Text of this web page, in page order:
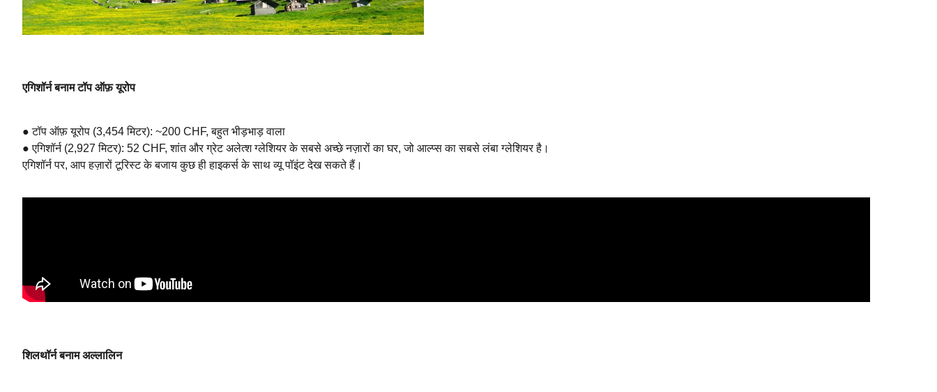
एगिशॉर्न बनाम टॉप ऑफ़ यूरोप
● टॉप ऑफ़ यूरोप (3,454 मिटर): ~200 CHF, बहुत भीड़भाड़ वाला
● एगिशॉर्न (2,927 मिटर): 52 CHF, शांत और ग्रेट अलेत्श ग्लेशियर के सबसे अच्छे नज़ारों का घर, जो आल्प्स का सबसे लंबा ग्लेशियर है।
एगिशॉर्न पर, आप हज़ारों टूरिस्ट के बजाय कुछ ही हाइकर्स के साथ व्यू पॉइंट देख सकते हैं।
शिलथॉर्न बनाम अल्लालिन